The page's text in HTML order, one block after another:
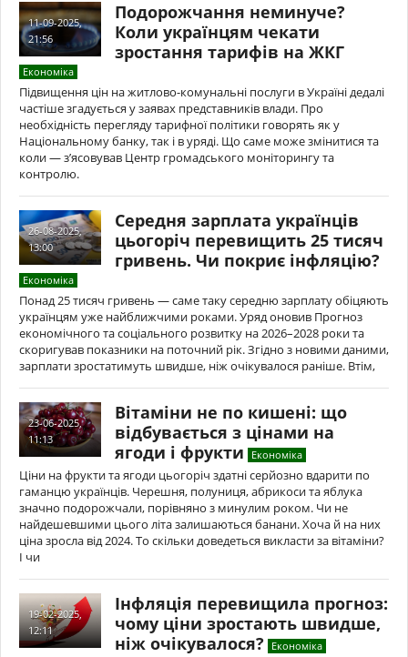
11-09-2025,
21:56
Подорожчання неминуче?
Коли українцям чекати
зростання тарифів на ЖКГ
Економіка
Підвищення цін на житлово-комунальні послуги в Україні дедалі
частіше згадується у заявах представників влади. Про
необхідність перегляду тарифної політики говорять як у
Національному банку, так і в уряді. Що саме може змінитися та
коли — з’ясовував Центр громадського моніторингу та
контролю.
26-08-2025,
13:00
Середня зарплата українців
цьогоріч перевищить 25 тисяч
гривень. Чи покриє інфляцію?
Економіка
Понад 25 тисяч гривень — саме таку середню зарплату обіцяють
українцям уже найближчими роками. Уряд оновив Прогноз
економічного та соціального розвитку на 2026–2028 роки та
скоригував показники на поточний рік. Згідно з новими даними,
зарплати зростатимуть швидше, ніж очікувалося раніше. Втім,
23-06-2025,
11:13
Вітаміни не по кишені: що
відбувається з цінами на
ягоди і фрукти
Економіка
Ціни на фрукти та ягоди цьогоріч здатні серйозно вдарити по
гаманцю українців. Черешня, полуниця, абрикоси та яблука
значно подорожчали, порівняно з минулим роком. Чи не
найдешевшими цього літа залишаються банани. Хоча й на них
ціна зросла від 2024. То скільки доведеться викласти за вітаміни?
І чи
19-02-2025,
12:11
Інфляція перевищила прогноз:
чому ціни зростають швидше,
ніж очікувалося?
Економіка